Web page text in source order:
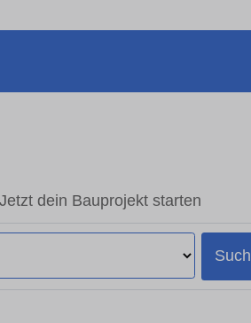
dein Bauprojekt starten